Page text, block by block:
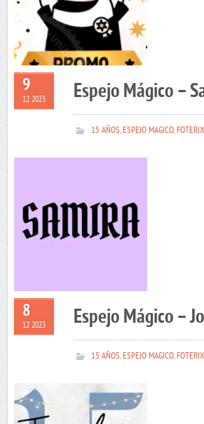
9
12 2023 Espejo Mágico –
15 AÑOS,ESPEJO MAGICO,FOTERIX
8
12 2023 Espejo Mágico –
15 AÑOS,ESPEJO MAGICO,FOTERIX